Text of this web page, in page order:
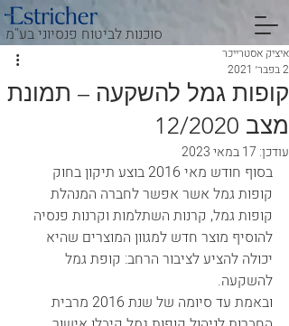
סוכנות לביטוח פנסיוני בע"מ
קופות גמל להשקעה – תמונת
מצב 12/2020
איציק אסטרייכר
2 בפבר׳ 2021
עודכן: 17 במאי 2023
בסוף חודש מאי 2016 בוצע תיקון בחוק
קופות גמל אשר אפשר לחברה המנהלת
קופות גמל, קרנות השתלמות וקרנות פנסיה
להוסיף מוצר חדש למגוון המוצרים שהיא
יכולה להציע לציבור הרחב: קופת גמל
להשקעה.
ובאמת עד סיומה של שנת 2016 מרבית